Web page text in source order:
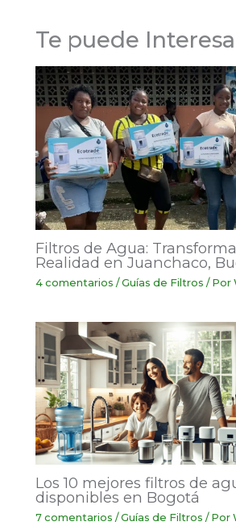
Te puede
Filtros de Agua:
Realidad en Juanchaco,
4 comentarios /Guías de Filtros / Por
Los 10 mejores filtros de
disponibles en Bogotá
7 comentarios /Guías de Filtros / Por